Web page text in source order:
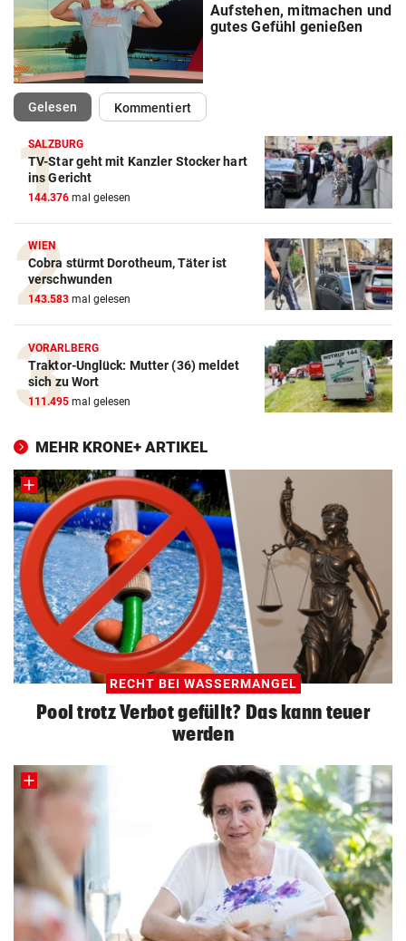
Aufstehen, mitmachen und
gutes Gefühl genießen
Gelesen(ausgewählt)Kommentiert
SALZBURG
TV-Star geht mit Kanzler Stocker hart
ins Gericht
144.376 mal gelesen
WIEN
Cobra stürmt Dorotheum, Täter ist
verschwunden
143.583 mal gelesen
VORARLBERG
Traktor-Unglück: Mutter (36) meldet
sich zu Wort
111.495 mal gelesen
MEHR KRONE+ ARTIKEL
RECHT BEI WASSERMANGEL
Pool trotz Verbot gefüllt? Das kann teuer
werden